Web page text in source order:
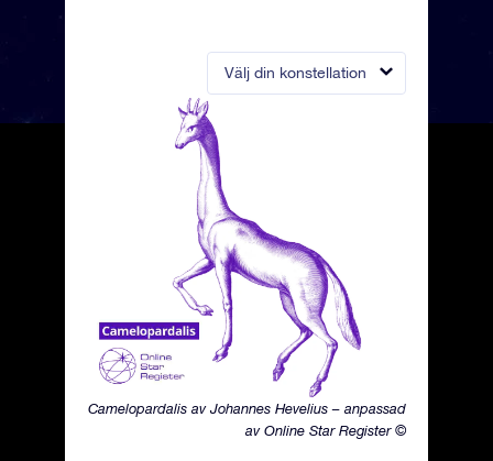
Välj din konstellation
Camelopardalis av Johannes Hevelius – anpassad
av Online Star Register ©